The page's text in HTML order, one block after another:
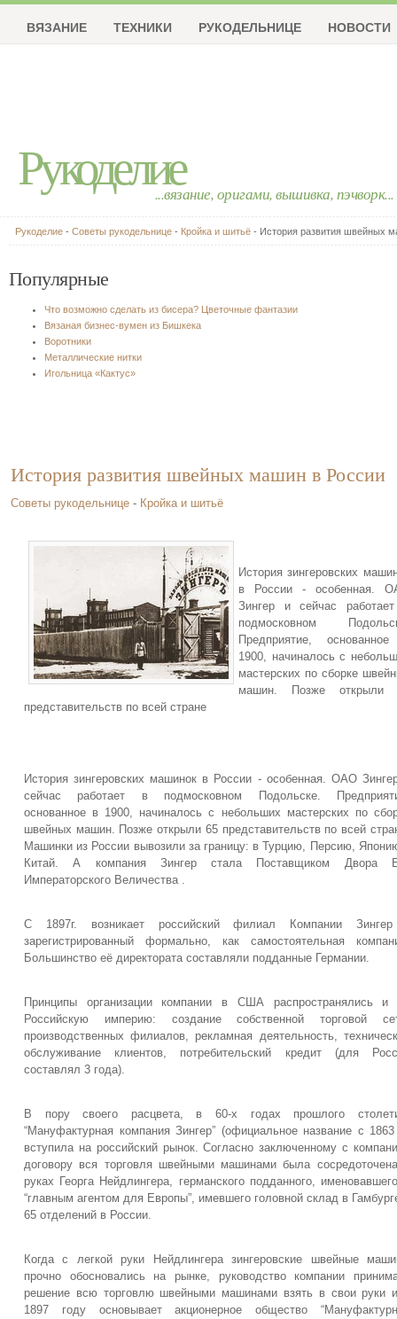
Рукоделие...вязание, оригами, вышивка, пэчворк...
ВЯЗАНИЕ ТЕХНИКИ РУКОДЕЛЬНИЦЕ НОВОСТИ
Рукоделие - Советы рукодельнице - Кройка и шитьё - История развития швейных
Популярные
Что возможно сделать из бисера? Цветочные фантазии
Вязаная бизнес-вумен из Бишкека
Воротники
Металлические нитки
Игольница «Кактус»
История развития швейных машин в России
Советы рукодельнице - Кройка и шитьё
История зингеровских
в России - особенная.
Зингер и сейчас
подмосковном
Предприятие,
1900, начиналось с
мастерских по сборке
машин. Позже открыли
представительств по всей стране
История зингеровских машинок в России - особенная. ОАО
сейчас работает в подмосковном Подольске.
основанное в 1900, начиналось с небольших мастерских по
швейных машин. Позже открыли 65 представительств по всей
Машинки из России вывозили за границу: в Турцию, Персию,
Китай. А компания Зингер стала Поставщиком Двора
Императорского Величества .
С 1897г. возникает российский филиал Компании
зарегистрированный формально, как самостоятельная
Большинство её директората составляли подданные Германии.
Принципы организации компании в США распространялись и
Российскую империю: создание собственной торговой
производственных филиалов, рекламная деятельность,
обслуживание клиентов, потребительский кредит (для
составлял 3 года).
В пору своего расцвета, в 60-х годах прошлого
“Мануфактурная компания Зингер” (официальное название с 1863
вступила на российский рынок. Согласно заключенному с
договору вся торговля швейными машинами была
руках Георга Нейдлингера, германского подданного,
“главным агентом для Европы”, имевшего головной склад в
65 отделений в России.
Когда с легкой руки Нейдлингера зингеровские швейные
прочно обосновались на рынке, руководство компании
решение всю торговлю швейными машинами взять в свои руки
1897 году основывает акционерное общество